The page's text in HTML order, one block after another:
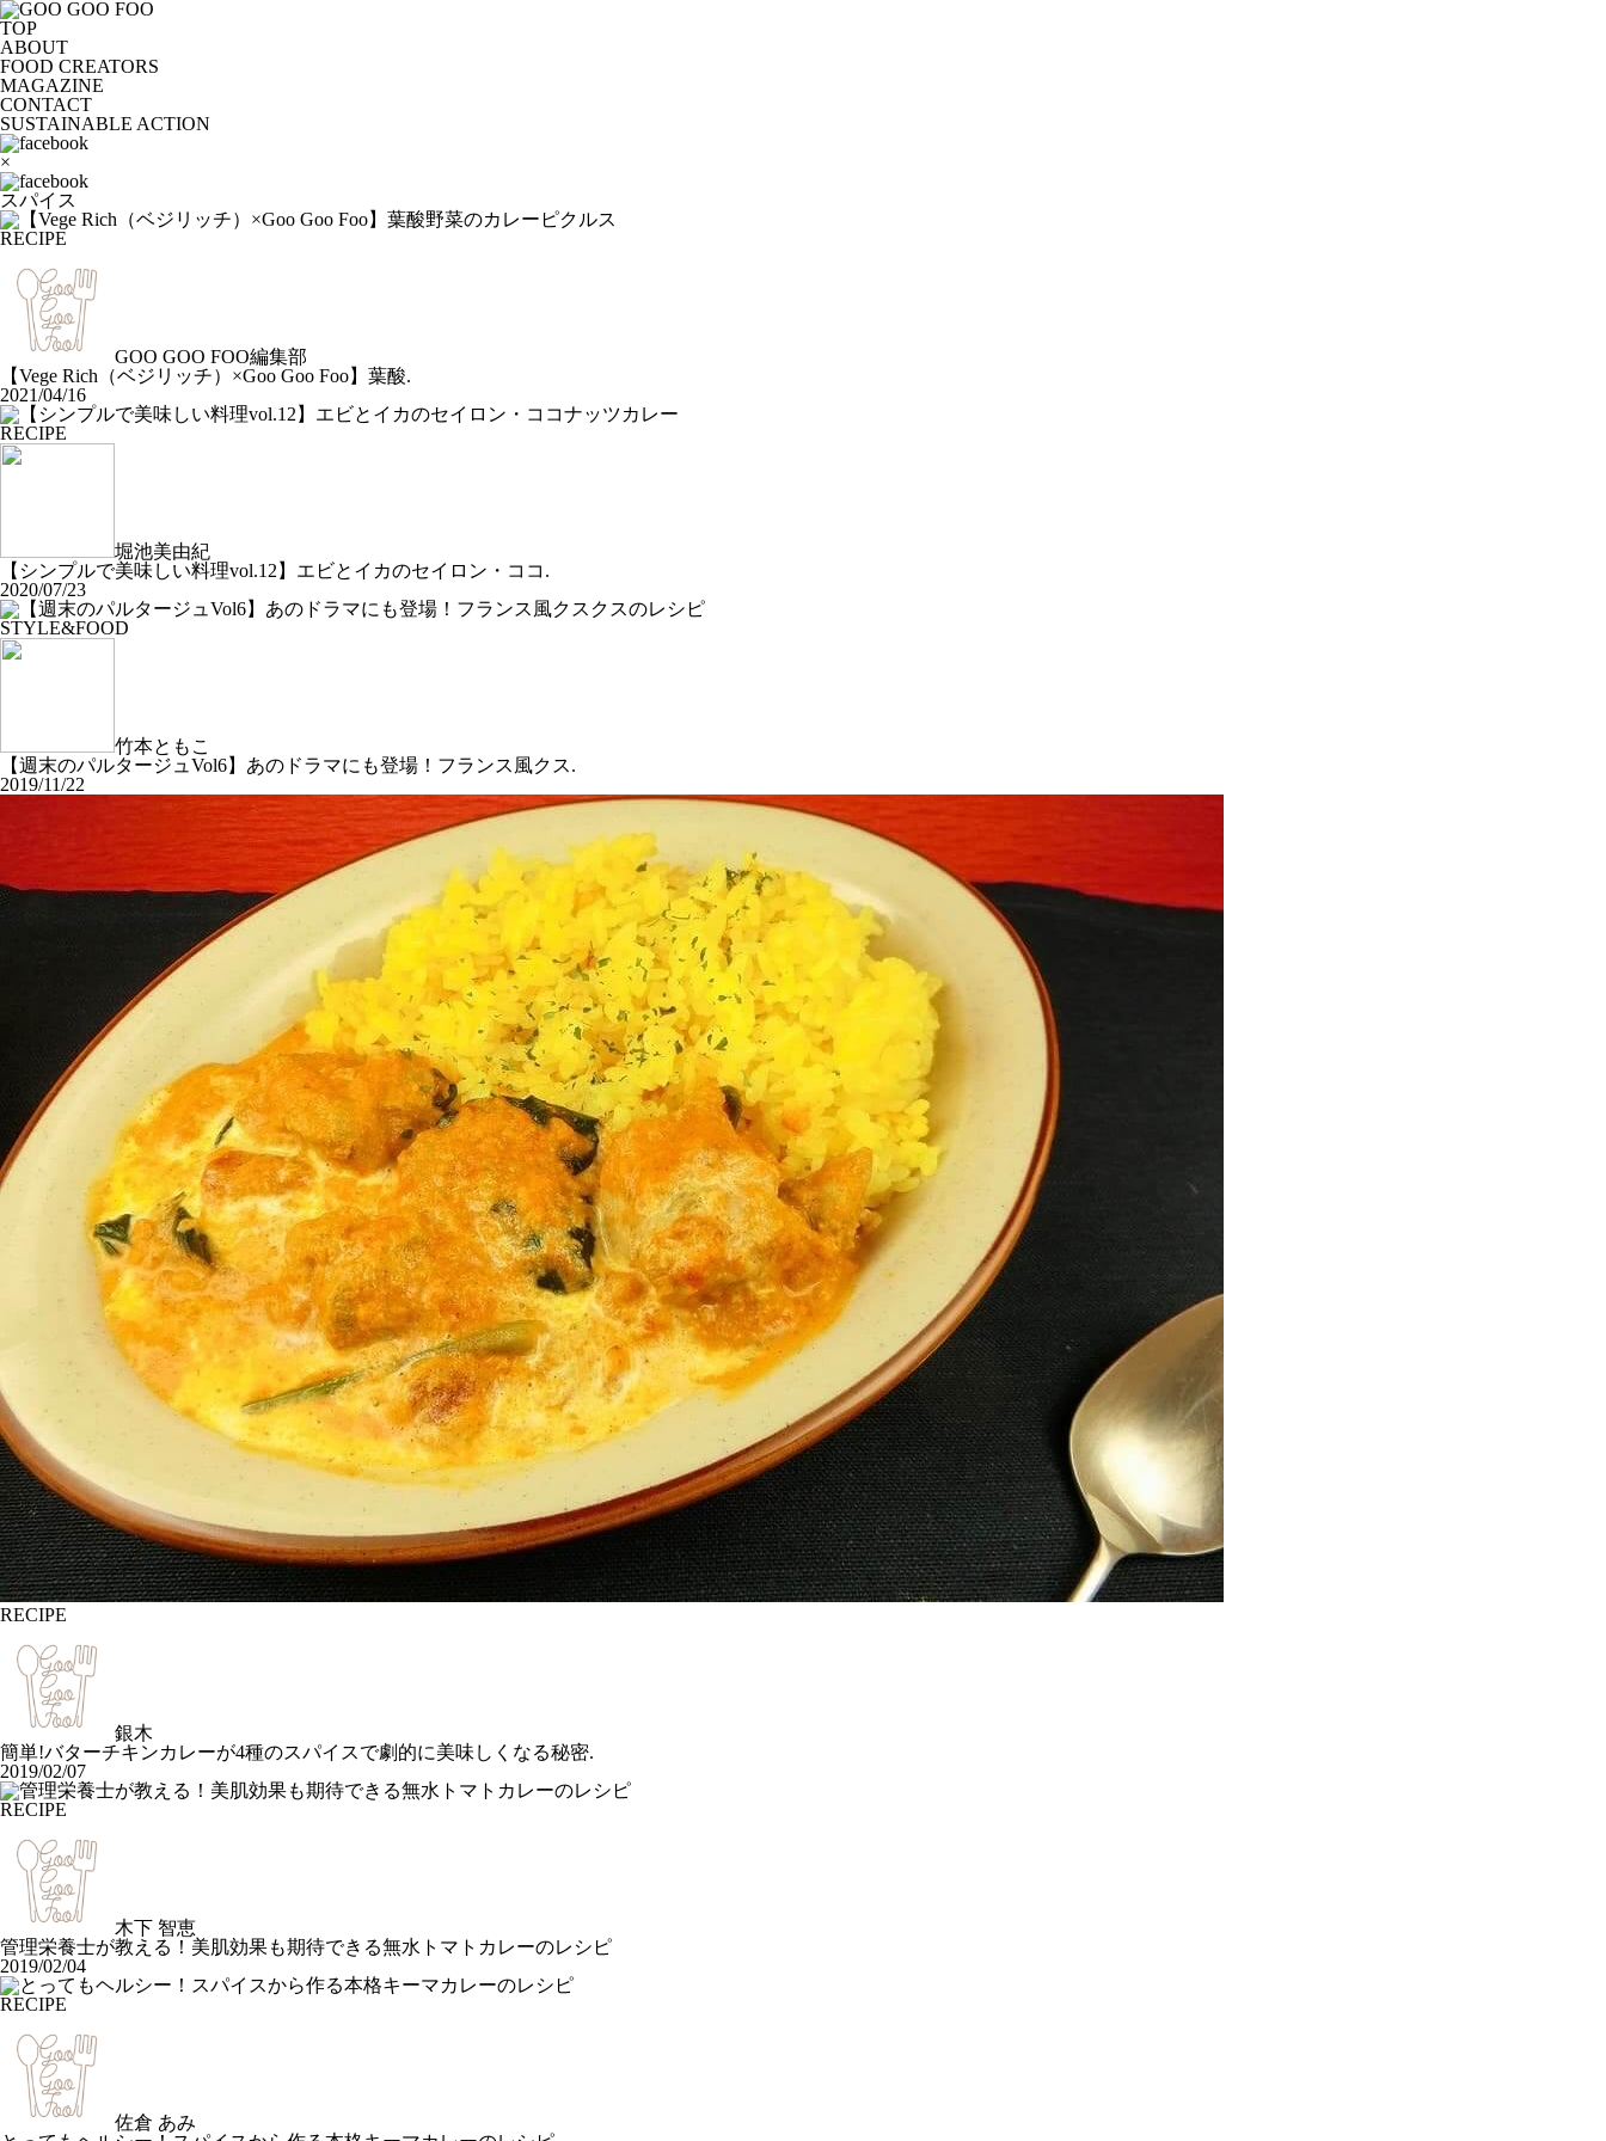
TOP
ABOUT
FOOD CREATORS
MAGAZINE
CONTACT
SUSTAINABLE ACTION
×
スパイス
RECIPE
GOO GOO FOO編集部
【Vege Rich（ベジリッチ）×Goo Goo Foo】葉酸.
2021/04/16
RECIPE
堀池美由紀
【シンプルで美味しい料理vol.12】エビとイカのセイロン・ココ.
2020/07/23
STYLE&FOOD
竹本ともこ
【週末のパルタージュVol6】あのドラマにも登場！フランス風クス.
2019/11/22
RECIPE
銀木
簡単!バターチキンカレーが4種のスパイスで劇的に美味しくなる秘密.
2019/02/07
RECIPE
木下 智恵
管理栄養士が教える！美肌効果も期待できる無水トマトカレーのレシピ
2019/02/04
RECIPE
佐倉 あみ